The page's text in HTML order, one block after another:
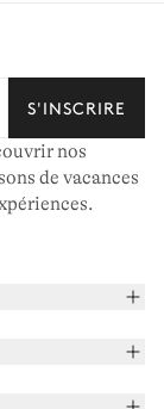
S'INSCRIRE
nos
de vacances